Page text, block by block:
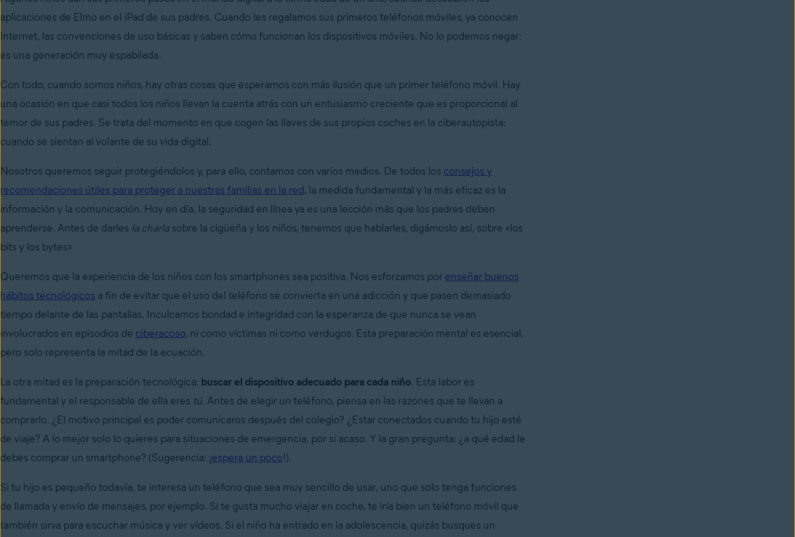
aplicaciones de Elmo en el iPad de sus padres. Cuando les regalamos sus primeros teléfonos móviles, ya conocen
Internet, las convenciones de uso básicas y saben cómo funcionan los dispositivos móviles. No lo podemos negar:
es una generación muy espabilada.
Con todo, cuando somos niños, hay otras cosas que esperamos con más ilusión que un primer teléfono móvil. Hay
una ocasión en que casi todos los niños llevan la cuenta atrás con un entusiasmo creciente que es proporcional al
temor de sus padres. Se trata del momento en que cogen las llaves de sus propios coches en la ciberautopista:
cuando se sientan al volante de su vida digital.
Nosotros queremos seguir protegiéndolos y, para ello, contamos con varios medios. De todos los consejos y
recomendaciones útiles para proteger a nuestras familias en la red, la medida fundamental y la más eficaz es la
información y la comunicación. Hoy en día, la seguridad en línea ya es una lección más que los padres deben
aprenderse. Antes de darles la charlasobre la cigüeña y los niños, tenemos que hablarles, digámoslo así, sobre «los
bits y los bytes»
Queremos que la experiencia de los niños con los smartphones sea positiva. Nos esforzamos por enseñar buenos
hábitos tecnológicos a fin de evitar que el uso del teléfono se convierta en una adicción y que pasen demasiado
tiempo delante de las pantallas. Inculcamos bondad e integridad con la esperanza de que nunca se vean
involucrados en episodios de ciberacoso, ni como víctimas ni como verdugos. Esta preparación mental es esencial,
pero solo representa la mitad de la ecuación.
La otra mitad es la preparación tecnológica: buscar el dispositivo adecuado para cada niño. Esta labor es
fundamental y el responsable de ella eres tú. Antes de elegir un teléfono, piensa en las razones que te llevan a
comprarlo. ¿El motivo principal es poder comunicaros después del colegio? ¿Estar conectados cuando tu hijo esté
de viaje? A lo mejor solo lo quieres para situaciones de emergencia, por si acaso. Y la gran pregunta: ¿a qué edad le
debes comprar un smartphone? (Sugerencia: ¡espera un poco!).
Si tu hijo es pequeño todavía, te interesa un teléfono que sea muy sencillo de usar, uno que solo tenga funciones
de llamada y envío de mensajes, por ejemplo. Si te gusta mucho viajar en coche, te iría bien un teléfono móvil que
también sirva para escuchar música y ver vídeos. Si el niño ha entrado en la adolescencia, quizás busques un